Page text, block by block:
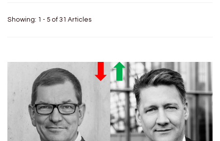
Showing: 1 - 5 of 31 Articles